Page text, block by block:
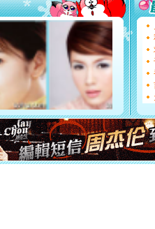
要平安
[圣诞节]
能正大
都要快乐
[圣诞节]
如意,快
[元旦]
看
断电。
你是我
[元旦]如
起；二是
离。水晶
[元旦]当
泣，这痛